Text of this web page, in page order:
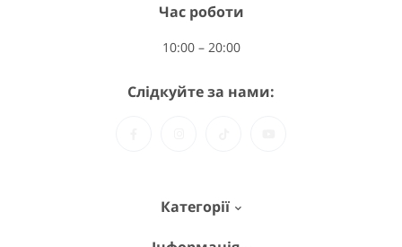
Категорії
Час роботи
10:00 – 20:00
Слідкуйте за нами: